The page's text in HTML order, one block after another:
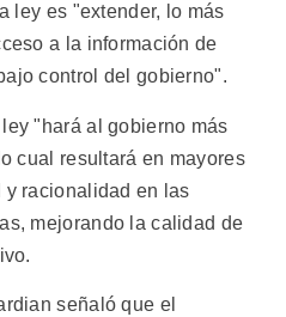
ley es "extender, lo más
a la información de
control del gobierno".
"hará al gobierno más
cual resultará en mayores
racionalidad en las
mejorando la calidad de
señaló que el